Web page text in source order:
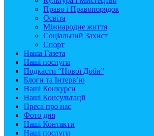
Право і Правопорядок
Освіта
Міжнародне життя
Соціальний Захист
Спорт
Наша Газета
Наші послуги
Подкасти “Нової Доби”
Блоги та Інтерв’ю
Наші Конкурси
Наші Консультації
Преса про нас
Фото дня
Наші Контакти
Наші послуги